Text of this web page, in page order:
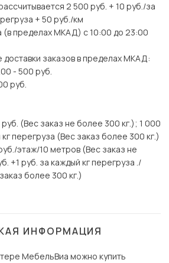
2 500 руб. + 10 руб./за
+ 50 руб./км
(в пределах МКАД) с 10:00 до 23:00
заказов в пределах МКАД:
- 500 руб.
руб.
(Вес заказ не более 300 кг.); 1 000
перегруза (Вес заказ более 300 кг.)
этаж/10 метров (Вес заказ не
+1 руб. за каждый кг перегруза ./
более 300 кг.)
ИНФОРМАЦИЯ
МебельВиа можно купить